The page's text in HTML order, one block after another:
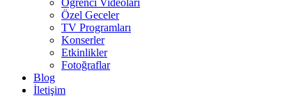
Öğrenci Videoları
Özel Geceler
TV Programları
Konserler
Etkinlikler
Fotoğraflar
Blog
İletişim